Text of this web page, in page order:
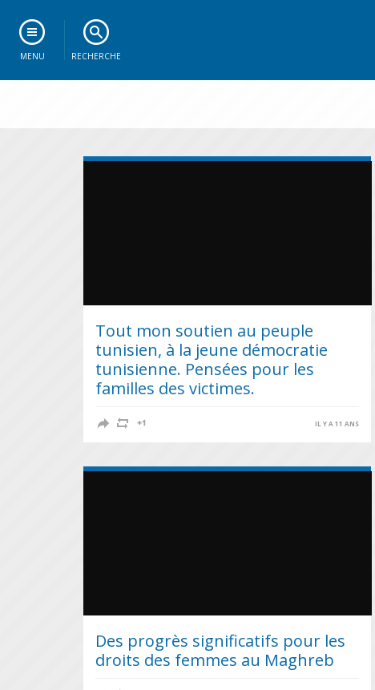
MENU RECHERCHE
Tout mon soutien au peuple
tunisien, à la jeune démocratie
tunisienne. Pensées pour les
familles des victimes.
IL Y A 11 ANS
Des progrès significatifs pour les
droits des femmes au Maghreb